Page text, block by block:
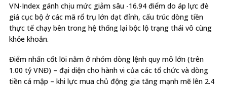
VN-Index gánh chịu mức giảm sâu -16.94 điểm do áp lực đè
giá cục bộ ở các mã rổ trụ lớn dạt đỉnh, cấu trúc dòng tiền
thực tế chạy bên trong hệ thống lại bộc lộ trạng thái vô cùng
khỏe khoắn.
Điểm nhấn cốt lõi nằm ở nhóm dòng lệnh quy mô lớn (trên
1.00 tỷ VNĐ) – đại diện cho hành vi của các tổ chức và dòng
tiền cá mập – khi lực mua chủ động gia tăng mạnh mẽ lên 2.4